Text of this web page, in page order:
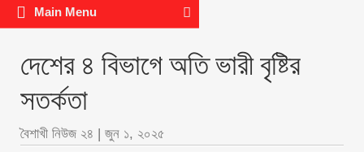
Main Menu
দেশের ৪ বিভাগে অতি ভারী বৃষ্টির
সতর্কতা
বৈশাখী নিউজ ২৪ | জুন ১, ২০২৫